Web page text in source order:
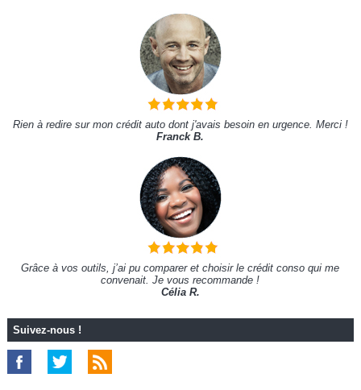
Rien à redire sur mon crédit auto dont j'avais besoin en urgence. Merci !
Franck B.
Grâce à vos outils, j’ai pu comparer et choisir le crédit conso qui me
convenait. Je vous recommande !
Célia R.
Suivez-nous !